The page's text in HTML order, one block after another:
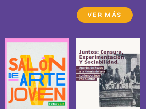
VER MÁS